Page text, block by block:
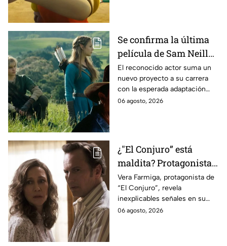
Se confirma la última
película de Sam Neill
antes de morir: esto es
lo que se sabe hasta
ahora
El reconocido actor suma un
nuevo proyecto a su carrera
con la esperada adaptación
cinematográfica del popular
06 agosto, 2026
¿"El Conjuro” está
maldita? Protagonista
revela INQUIETANTES
señales en su cuerpo
durante la grabación de
la película
Vera Farmiga, protagonista de
“El Conjuro”, revela
inexplicables señales en su
cuerpo durante el rodaje de la
06 agosto, 2026